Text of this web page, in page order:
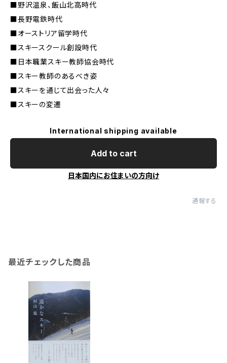
■野沢温泉、飯山北高時代
■長野電鉄時代
■オーストリア留学時代
■スキースクール創設時代
■日本職業スキー教師協会時代
■スキー教師のあるべき姿
■スキーを通じて出会った人々
■スキーの変遷
International shipping available
Add to cart
日本国内にお住まいの方向け
通報する
最近チェックした商品